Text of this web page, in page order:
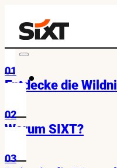
01
Entdecke die
02
Warum SIXT?
03